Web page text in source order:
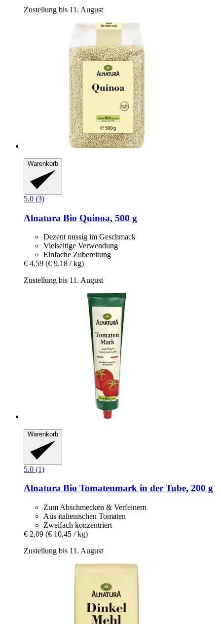
Zustellung bis 11. August
Warenkorb
5.0 (3)
Alnatura Bio Quinoa, 500 g
Dezent nussig im Geschmack
Vielseitige Verwendung
Einfache Zubereitung
€ 4,59 (€ 9,18 / kg)
Zustellung bis 11. August
Warenkorb
5.0 (1)
Alnatura Bio Tomatenmark in der Tube, 200 g
Zum Abschmecken & Verfeinern
Aus italienischen Tomaten
Zweifach konzentriert
€ 2,09 (€ 10,45 / kg)
Zustellung bis 11. August